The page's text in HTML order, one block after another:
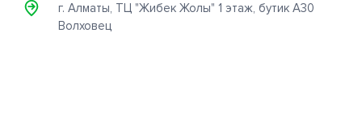
г. Алматы, ТЦ "Жибек Жолы" 1 этаж, бутик А30
Волховец